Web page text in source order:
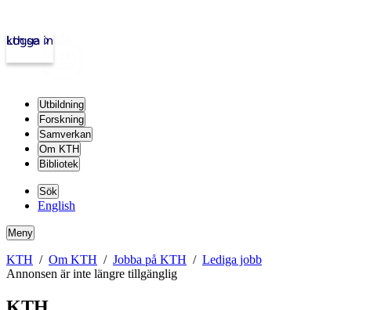
kth.se
Logga in
Utbildning
Forskning
Samverkan
Om KTH
Bibliotek
Sök
English
Meny
KTH Om KTH Jobba på KTH
Lediga jobb
Annonsen är inte längre tillgänglig